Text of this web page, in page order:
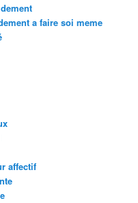
a faire soi meme
affectif